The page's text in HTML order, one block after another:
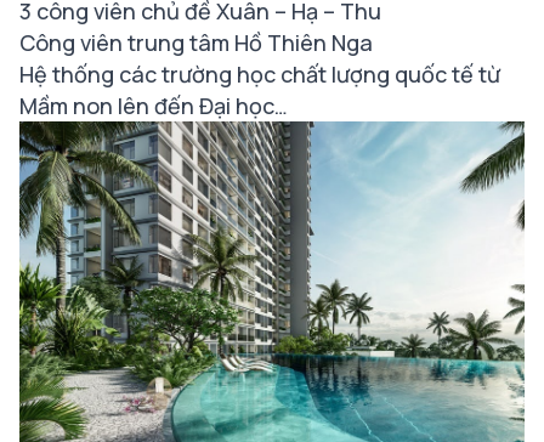
3 công viên chủ đề Xuân – Hạ – Thu
Công viên trung tâm Hồ Thiên Nga
Hệ thống các trường học chất lượng quốc tế từ
Mầm non lên đến Đại học…